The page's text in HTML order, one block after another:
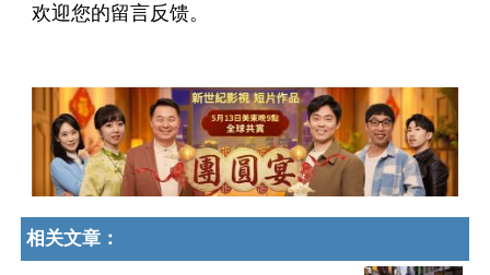
欢迎您的留言反馈。
相关文章：